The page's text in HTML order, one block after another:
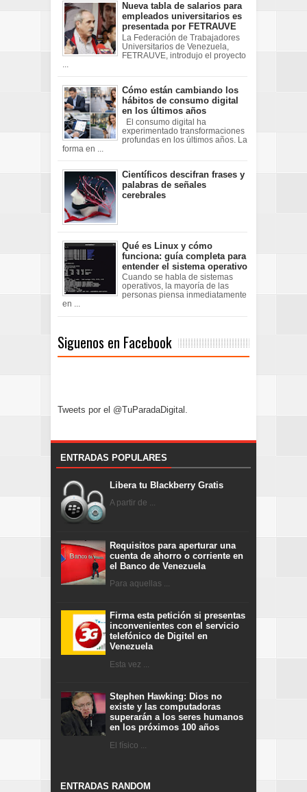
Nueva tabla de salarios para
empleados universitarios es
presentada por FETRAUVE
La Federación de Trabajadores
Universitarios de Venezuela,
FETRAUVE, introdujo el proyecto
Cómo están cambiando los
hábitos de consumo digital
en los últimos años
El consumo digital ha
experimentado transformaciones
profundas en los últimos años. La
forma en ...
Científicos descifran frases y
palabras de señales
cerebrales
Qué es Linux y cómo
funciona: guía completa para
entender el sistema operativo
Cuando se habla de sistemas
operativos, la mayoría de las
personas piensa inmediatamente
en ...
Siguenos en Facebook
Tweets por el @TuParadaDigital.
ENTRADAS POPULARES
Libera tu Blackberry Gratis
A partir de ...
Requisitos para aperturar una
cuenta de ahorro o corriente en
el Banco de Venezuela
Para aquellas ...
Firma esta petición si presentas
inconvenientes con el servicio
telefónico de Digitel en
Venezuela
Esta vez ...
Stephen Hawking: Dios no
existe y las computadoras
superarán a los seres humanos
en los próximos 100 años
El físico ...
ENTRADAS RANDOM